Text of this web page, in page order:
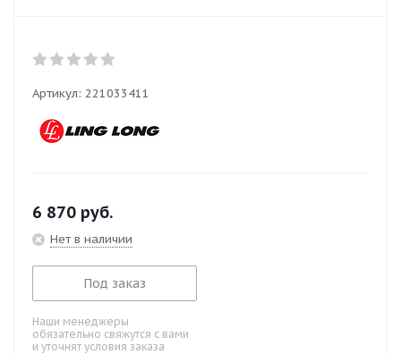
Артикул: 221033411
6 870 руб.
Нет в наличии
Под заказ
Наши менеджеры
обязательно свяжутся с вами
и уточнят условия заказа